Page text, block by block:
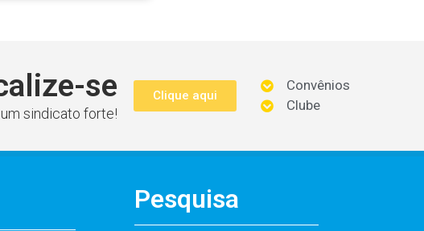
se
sindicato forte!
Clique aqui
Convênios
Clube
Pesquisa